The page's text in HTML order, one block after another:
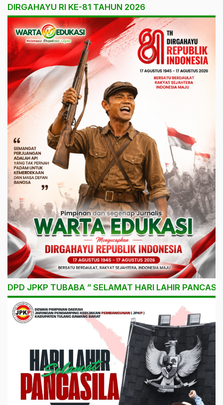
DIRGAHAYU RI KE-81 TAHUN 2026
DPD JPKP TUBABA ” SELAMAT HARI LAHIR